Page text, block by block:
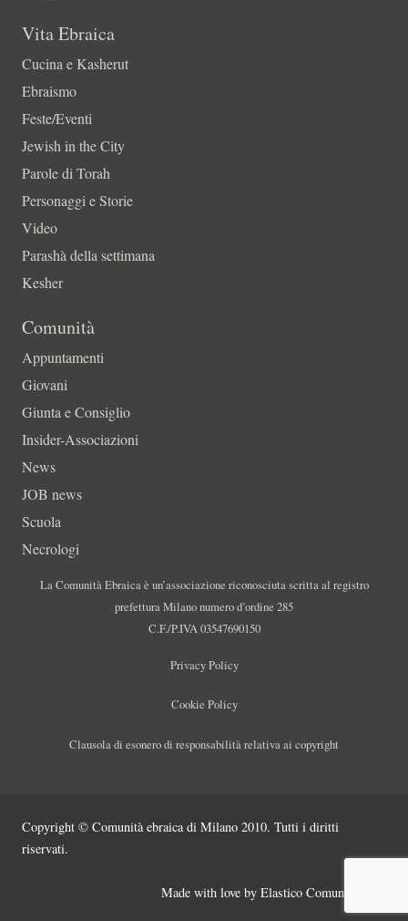
Vita Ebraica
Cucina e Kasherut
Ebraismo
Feste/Eventi
Jewish in the City
Parole di Torah
Personaggi e Storie
Video
Parashà della settimana
Kesher
Comunità
Appuntamenti
Giovani
Giunta e Consiglio
Insider-Associazioni
News
JOB news
Scuola
Necrologi
La Comunità Ebraica è un’associazione riconosciuta scritta al registro
prefettura Milano numero d’ordine 285
C.F./P.IVA 03547690150
Privacy Policy
Cookie Policy
Clausola di esonero di responsabilità relativa ai copyright
Copyright © Comunità ebraica di Milano 2010. Tutti i diritti
riservati.
Made with love by Elastico Comunicazione